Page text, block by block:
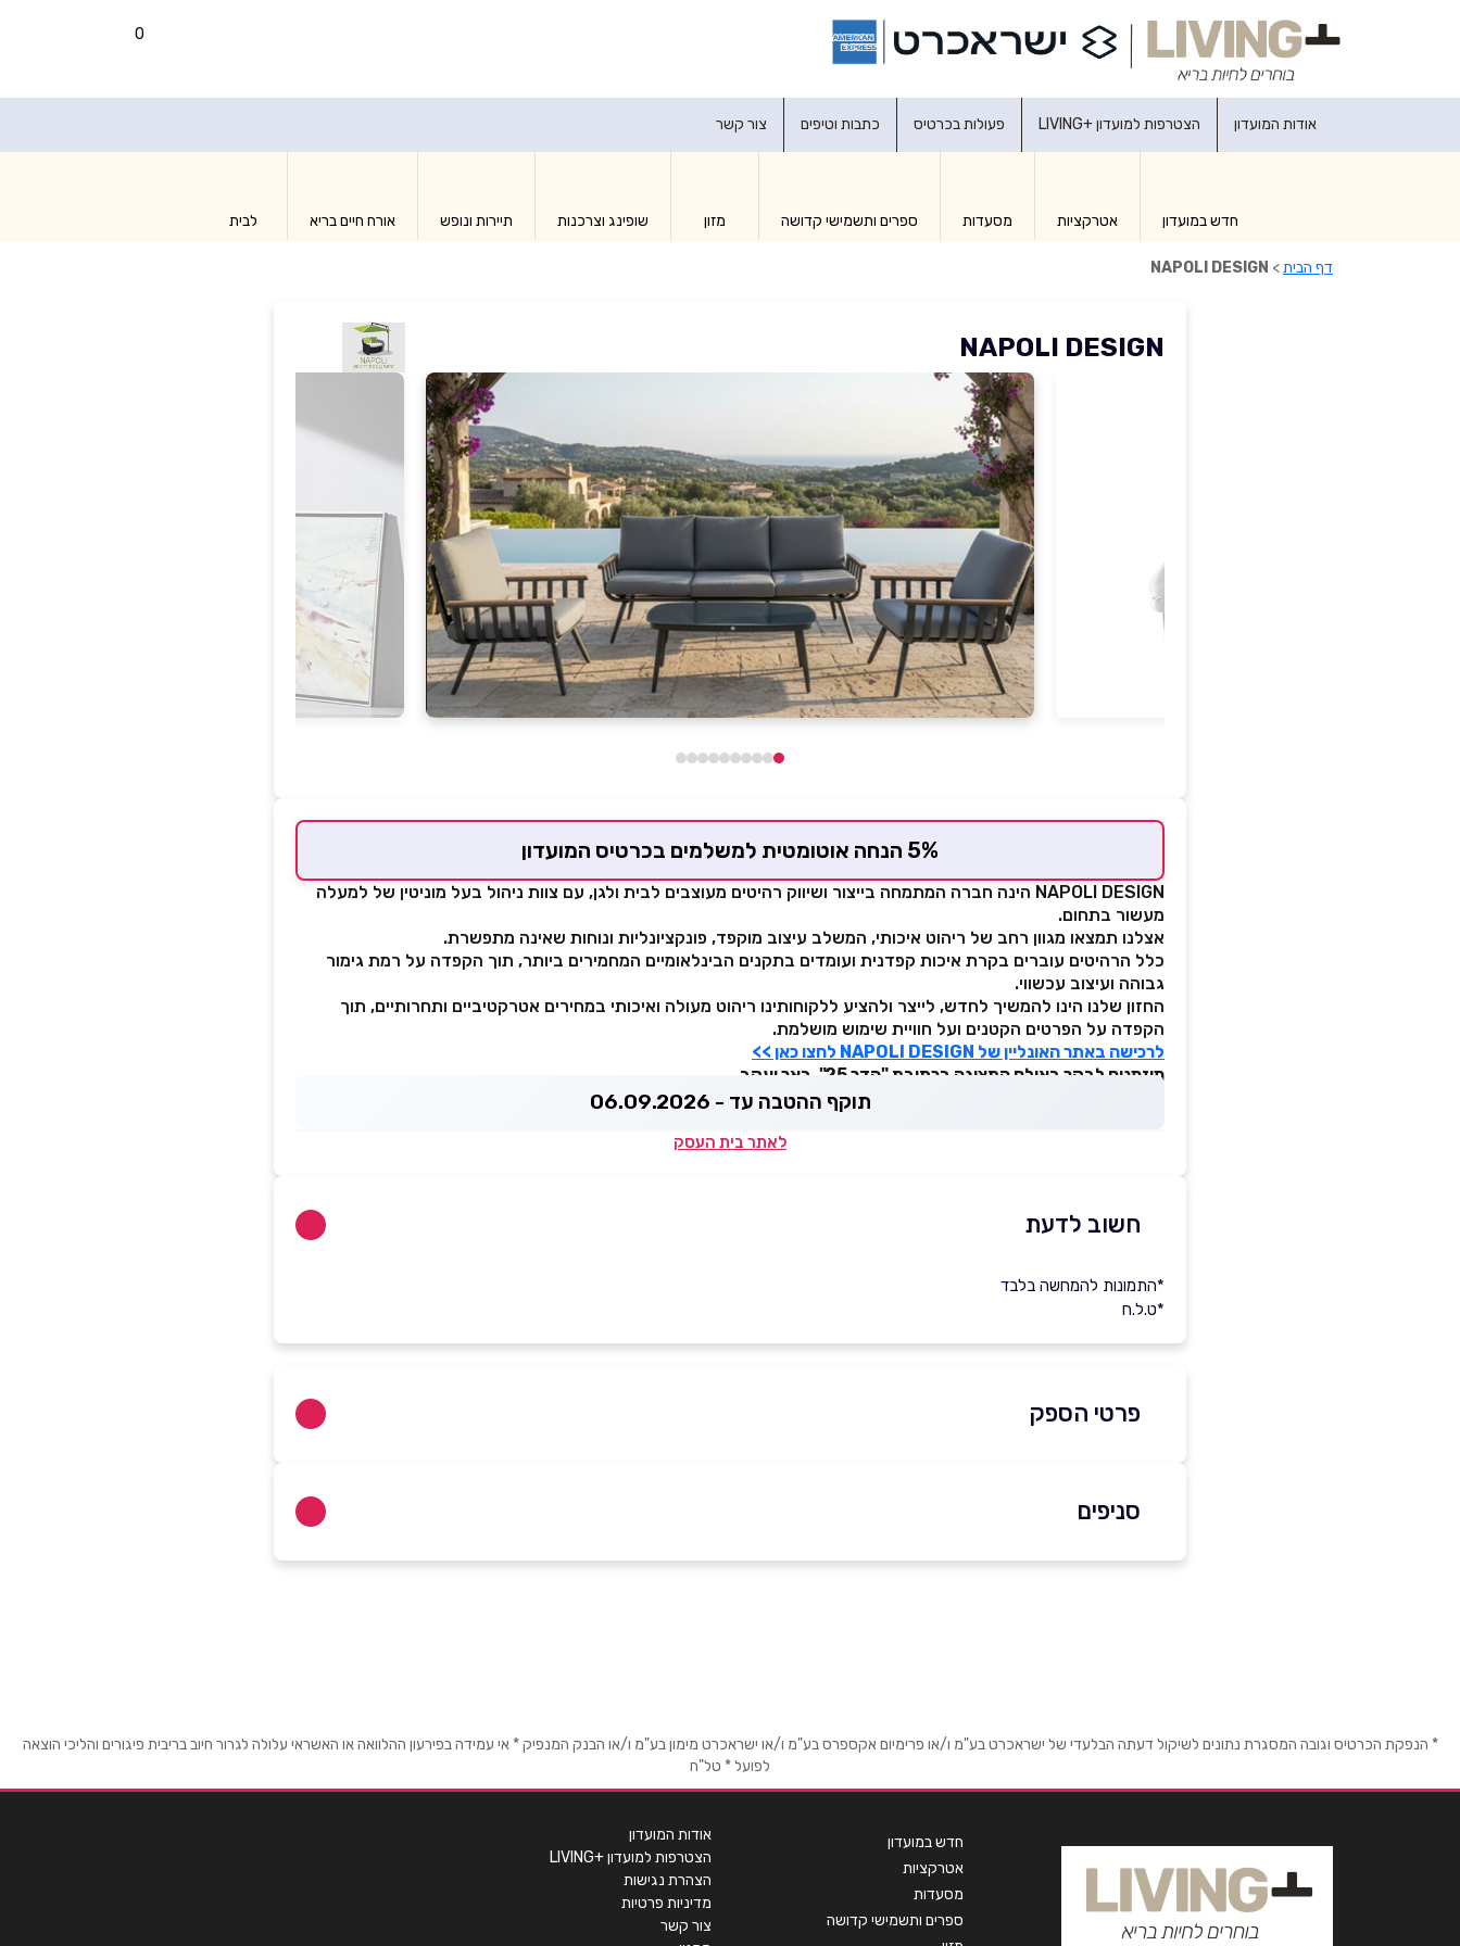
0
אודות המועדון הצטרפות למועדון +LIVING פעולות בכרטיס כתבות וטיפים צור קשר
חדש במועדון אטרקציות מסעדות ספרים ותשמישי קדושה מזון שופינג וצרכנות תיירות ונופש אורח חיים בריא לבית
דף הבית>
NAPOLI DESIGN
NAPOLI DESIGN
5% הנחה אוטומטית למשלמים בכרטיס המועדון
NAPOLI DESIGN הינה חברה המתמחה בייצור ושיווק רהיטים מעוצבים לבית ולגן, עם צוות ניהול בעל מוניטין של למעלה
מעשור בתחום.
אצלנו תמצאו מגוון רחב של ריהוט איכותי, המשלב עיצוב מוקפד, פונקציונליות ונוחות שאינה מתפשרת.
כלל הרהיטים עוברים בקרת איכות קפדנית ועומדים בתקנים הבינלאומיים המחמירים ביותר, תוך הקפדה על רמת גימור
גבוהה ועיצוב עכשווי.
החזון שלנו הינו להמשיך לחדש, לייצר ולהציע ללקוחותינו ריהוט מעולה ואיכותי במחירים אטרקטיביים ותחרותיים, תוך
הקפדה על הפרטים הקטנים ועל חוויית שימוש מושלמת.
לרכישה באתר האונליין של NAPOLI DESIGN לחצו כאן >>
מוזמנים לבקר באולם התצוגה בכתובת "הדר 25", באר יעקב
תוקף ההטבה עד - 06.09.2026
לאתר בית העסק
חשוב לדעת
*התמונות להמחשה בלבד
*ט.ל.ח
פרטי הספק
באתר
סניפים
באר יעקב
* הנפקת הכרטיס וגובה המסגרת נתונים לשיקול דעתה הבלעדי של ישראכרט בע"מ ו/או פרימיום אקספרס בע"מ ו/או ישראכרט מימון בע"מ ו/או הבנק המנפיק * אי עמידה בפירעון ההלוואה או האשראי עלולה לגרור חיוב בריבית פיגורים והליכי הוצאה
לפועל * טל"ח
חדש במועדון
אטרקציות
מסעדות
ספרים ותשמישי קדושה
אודות המועדון
הצטרפות למועדון +LIVING
הצהרת נגישות
מדיניות פרטיות
צור קשר